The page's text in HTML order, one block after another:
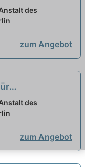
(w/m/d)
des
zum Angebot
(w/m/d)
des
zum Angebot